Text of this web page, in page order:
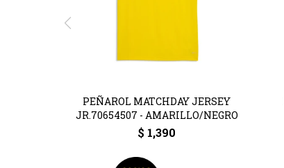
PEÑAROL MATCHDAY JERSEY
JR.70654507 - AMARILLO/NEGRO
$ 1,390